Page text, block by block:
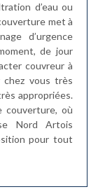
d’eau ou
met à
d’urgence
de jour
couvreur à
vous très
appropriées.
couverture, où
Nord Artois
pour tout